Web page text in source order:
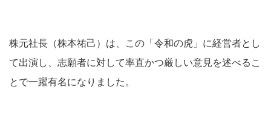
株元社長（株本祐己）は、この「令和の虎」に経営者とし
て出演し、志願者に対して率直かつ厳しい意見を述べるこ
とで一躍有名になりました。